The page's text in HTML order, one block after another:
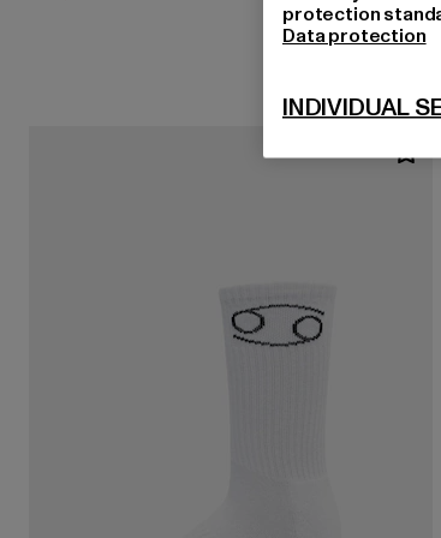
protection
Data protection
INDIVIDUAL